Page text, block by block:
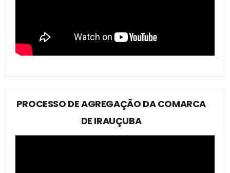
PROCESSO DE AGREGAÇÃO DA COMARCA
DE IRAUÇUBA